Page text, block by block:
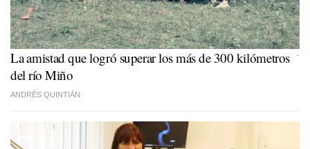
-
La amistad que logró superar los más de 300 kilómetros
del río Miño
ANDRÉS QUINTIÁN